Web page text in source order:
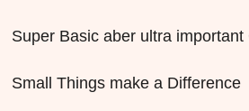
Super Basic aber ultra important
Small Things make a Difference